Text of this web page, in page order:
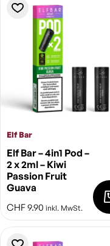
Elf Bar
Elf Bar – 4in1 Pod –
2 x 2ml – Kiwi
Passion Fruit
Guava
CHF9.90 inkl. MwSt.